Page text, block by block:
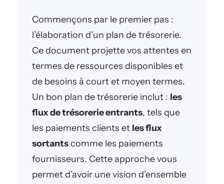
Commençons par le premier pas :
l’élaboration d’un plan de trésorerie.
Ce document projette vos attentes en
termes de ressources disponibles et
de besoins à court et moyen termes.
Un bon plan de trésorerie inclut : les
flux de trésorerie entrants, tels que
les paiements clients et les flux
sortantscomme les paiements
fournisseurs. Cette approche vous
permet d’avoir une vision d’ensemble